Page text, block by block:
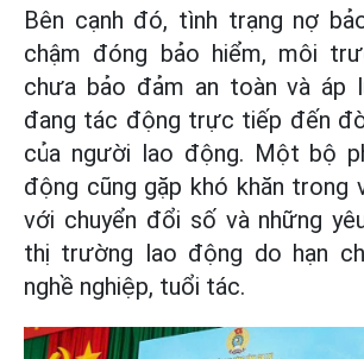
Bên cạnh đó, tình trạng nợ
chậm đóng bảo hiểm, môi
chưa bảo đảm an toàn và áp
đang tác động trực tiếp đến
của người lao động. Một bộ
động cũng gặp khó khăn trong
với chuyển đổi số và những
thị trường lao động do hạn
nghề nghiệp, tuổi tác.